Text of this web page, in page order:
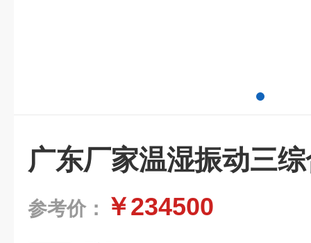
广东厂家温湿振动三
参考价： ￥234500